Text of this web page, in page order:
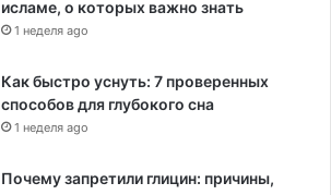
исламе, о которых важно знать
1 неделя ago
Как быстро уснуть: 7 проверенных
способов для глубокого сна
1 неделя ago
Почему запретили глицин: причины,